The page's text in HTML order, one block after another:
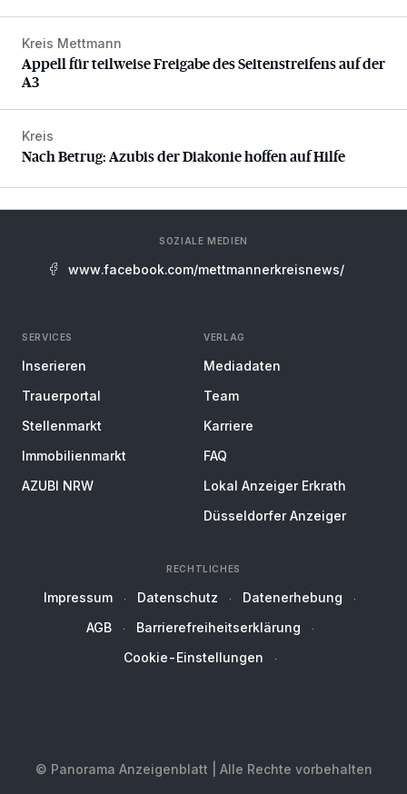
Appell für teilweise Freigabe des Seitenstreifens auf der A3
Kreis Mettmann
Appell für teilweise Freigabe des Seitenstreifens auf der
A3
Nach Betrug: Azubis der Diakonie hoffen auf Hilfe
Kreis
Nach Betrug: Azubis der Diakonie hoffen auf Hilfe
SOZIALE MEDIEN
www.facebook.com/mettmannerkreisnews/
SERVICES
Inserieren
Trauerportal
Stellenmarkt
Immobilienmarkt
AZUBI NRW
VERLAG
Mediadaten
Team
Karriere
FAQ
Lokal Anzeiger Erkrath
Düsseldorfer Anzeiger
RECHTLICHES
Impressum Datenschutz
Datenerhebung
AGB
Barrierefreiheitserklärung
Cookie-Einstellungen
© Panorama Anzeigenblatt | Alle Rechte vorbehalten